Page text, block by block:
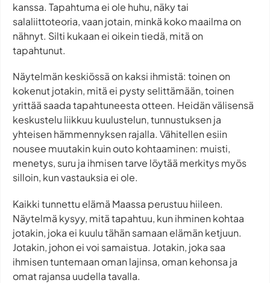
kanssa. Tapahtuma ei ole huhu, näky tai
salaliittoteoria, vaan jotain, minkä koko maailma on
nähnyt. Silti kukaan ei oikein tiedä, mitä on
tapahtunut.
Näytelmän keskiössä on kaksi ihmistä: toinen on
kokenut jotakin, mitä ei pysty selittämään, toinen
yrittää saada tapahtuneesta otteen. Heidän välisensä
keskustelu liikkuu kuulustelun, tunnustuksen ja
yhteisen hämmennyksen rajalla. Vähitellen esiin
nousee muutakin kuin outo kohtaaminen: muisti,
menetys, suru ja ihmisen tarve löytää merkitys myös
silloin, kun vastauksia ei ole.
Kaikki tunnettu elämä Maassa perustuu hiileen.
Näytelmä kysyy, mitä tapahtuu, kun ihminen kohtaa
jotakin, joka ei kuulu tähän samaan elämän ketjuun.
Jotakin, johon ei voi samaistua. Jotakin, joka saa
ihmisen tuntemaan oman lajinsa, oman kehonsa ja
omat rajansa uudella tavalla.